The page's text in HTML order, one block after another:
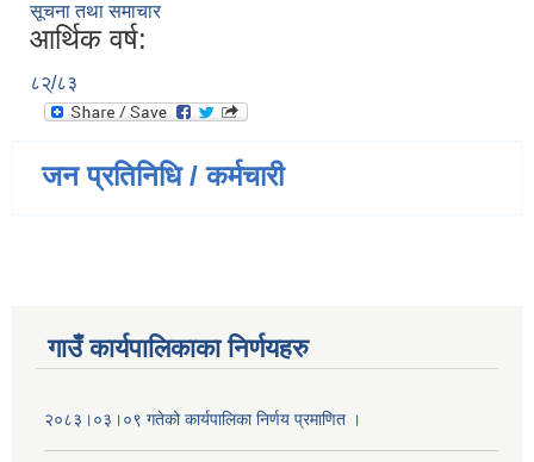
सूचना तथा समाचार
आर्थिक वर्ष:
८२्/८३
जन प्रतिनिधि / कर्मचारी
गाउँ कार्यपालिकाका निर्णयहरु
२०८३।०३।०९ गतेको कार्यपालिका निर्णय प्रमाणित ।